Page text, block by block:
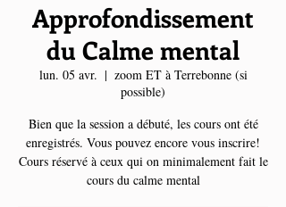
Approfondissement
du Calme mental
lun. 05 avr.
  |
zoom ET à Terrebonne (si
possible)
Bien que la session a débuté, les cours ont été
enregistrés. Vous pouvez encore vous inscrire!
Cours réservé à ceux qui on minimalement fait le
cours du calme mental